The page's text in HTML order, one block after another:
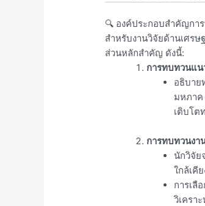
🔍 องค์ประกอบสำคัญกา
สำหรับงานวิจัยด้านเศร
ส่วนหลักสำคัญ ดังนี้:
การทบทวนแ
อธิบาย
มหภา
เติบโต
การทบทวนงา
นักวิจัย
ใกล้เคี
การเลื
วิเครา